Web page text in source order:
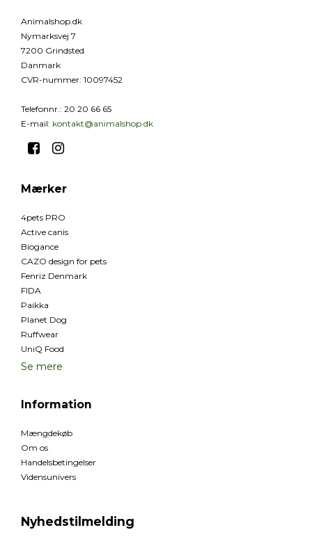
Animalshop.dk
Nymarksvej 7
7200 Grindsted
Danmark
CVR-nummer: 10097452
Telefonnr. : 20 20 66 65
E-mail: kontakt@animalshop.dk
Mærker
4pets PRO
Active canis
Biogance
CAZO design for pets
Fenriz Denmark
FIDA
Paikka
Planet Dog
Ruffwear
UniQ Food
Se mere
Information
Mængdekøb
Om os
Handelsbetingelser
Vidensunivers
Nyhedstilmelding